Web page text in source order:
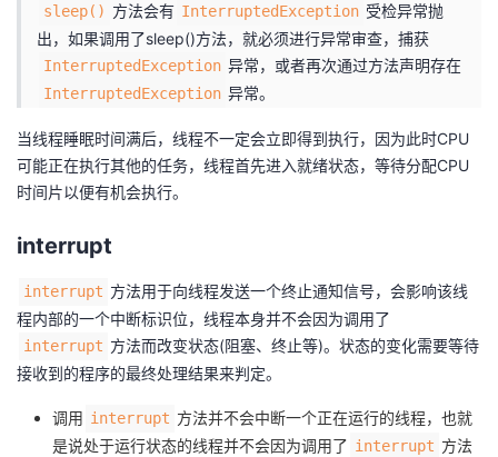
动
关
注
发
堂
我
我
Programs
的
我
的
技
我
的
sleep() 方法会有 InterruptedException 受检异常抛
出，如果调用了sleep()方法，就必须进行异常审查，捕获
InterruptedException 异常，或者再次通过方法声明存在
InterruptedException 异常。
当线程睡眠时间满后，线程不一定会立即得到执行，因为此时CPU
可能正在执行其他的任务，线程首先进入就绪状态，等待分配CPU
时间片以便有机会执行。
interrupt
interrupt 方法用于向线程发送一个终止通知信号，会影响该线
程内部的一个中断标识位，线程本身并不会因为调用了
interrupt 方法而改变状态(阻塞、终止等)。状态的变化需要等待
接收到的程序的最终处理结果来判定。
调用 interrupt 方法并不会中断一个正在运行的线程，也就
是说处于运行状态的线程并不会因为调用了 interrupt 方法